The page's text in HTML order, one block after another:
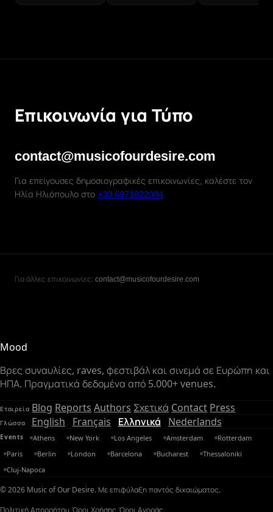
Επικοινωνία για Τύπο
contact@musicofourdesire.com
Για επείγουσες δημοσιογραφικές επικοινωνίες, καλέστε τον
Ηλία Ηλιόπουλο στο +30 6971822084
Για άλλες επικοινωνίες: contact@musicofourdesire.com
Mood
Βρες συναυλίες, raves, φεστιβάλ και σινεμά σε Ευρώπη και
ΗΠΑ. Πραγματικά δεδομένα από 5.000+ venues.
Εταιρεία Blog Reports Authors Σχετικά Contact Press
Γλώσσα English Français Ελληνικά Nederlands
Events Athens New York Los Angeles Amsterdam
Rotterdam
Paris
Berlin London Barcelona Bucharest
Thessaloniki
Cluj-Napoca
© 2026 Music of Our Desire. Με επιφύλαξη παντός δικαιώματος.
Πολιτική Απορρήτου Όροι Χρήσης Όροι Αγοράς